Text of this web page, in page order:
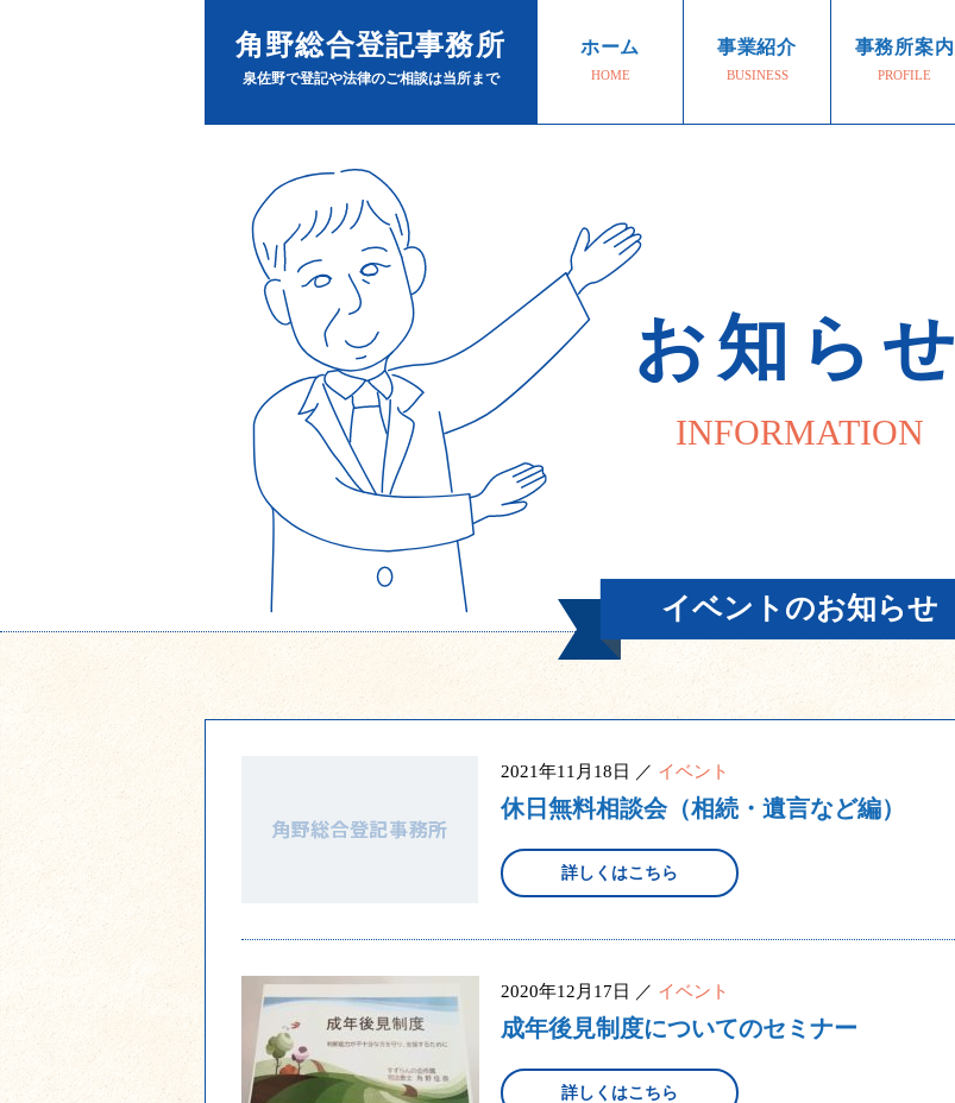
角野総合登記事務所
泉佐野で登記や法律のご相談は当所まで
ホーム
HOME
事業紹介
BUSINESS
事務所案内
PROFILE
お知らせ
INFORMATION
イベントのお知らせ
2021年11月18日 ／ イベント
休日無料相談会（相続・遺言など編）
詳しくはこちら
2020年12月17日 ／ イベント
成年後見制度についてのセミナー
詳しくはこちら